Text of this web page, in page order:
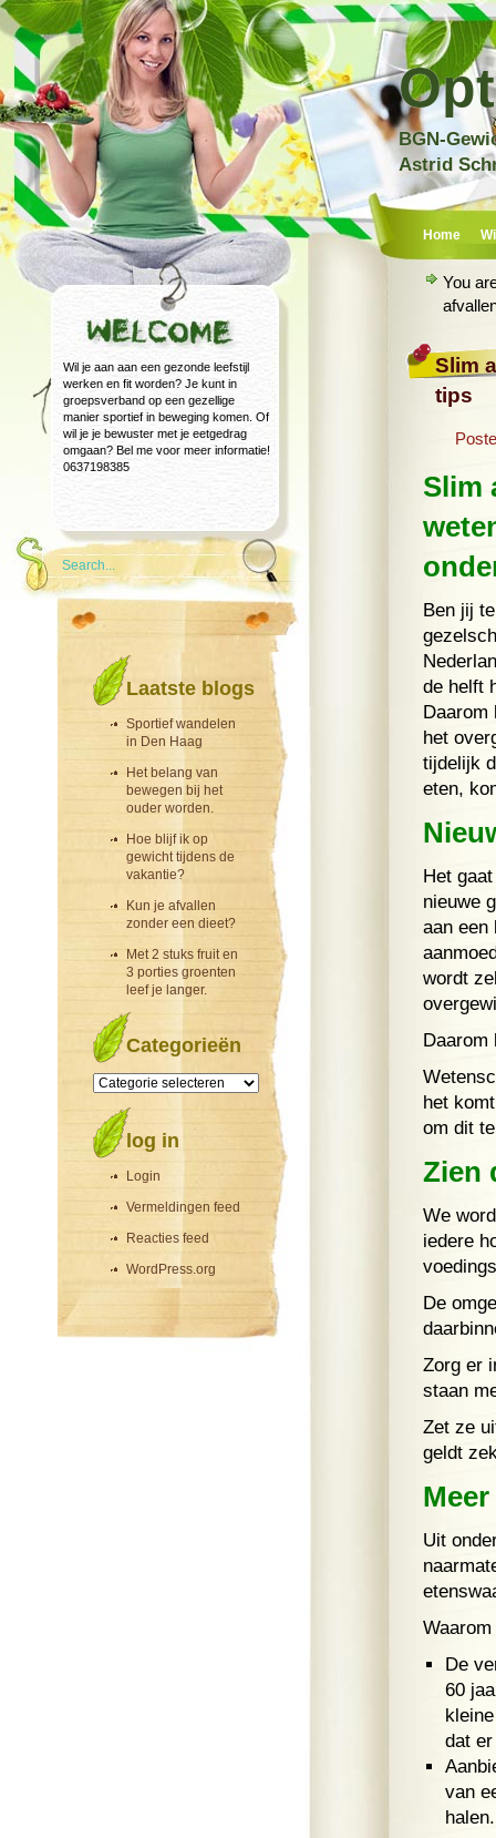
BGN-
Astrid
Home
Wil je aan aan een gezonde leefstijl
werken en fit worden? Je kunt in
groepsverband op een gezellige
manier sportief in beweging komen. Of
wil je je bewuster met je eetgedrag
omgaan? Bel me voor meer informatie!
0637198385
Laatste blogs
Sportief wandelen
in Den Haag
Het belang van
bewegen bij het
ouder worden.
Hoe blijf ik op
gewicht tijdens de
vakantie?
Kun je afvallen
zonder een dieet?
Met 2 stuks fruit en
3 porties groenten
leef je langer.
Categorieën
Categorieën
log in
Login
Vermeldingen feed
Reacties feed
WordPress.org
You
Slim
tips
Slim
Ben jij
de helft
Daarom
het
tijdelijk
eten,
Het
nieuwe
aan een
wordt
Daarom
het
om dit
Zien
We
iedere
De
Zorg er
staan
Zet ze
geldt
Uit
De
60
dat
van
halen.